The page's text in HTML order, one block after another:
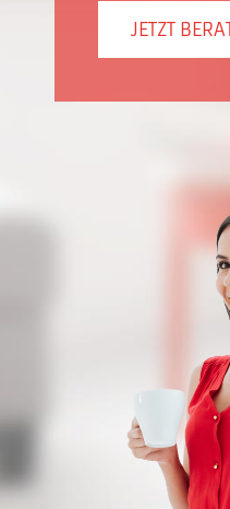
JETZT